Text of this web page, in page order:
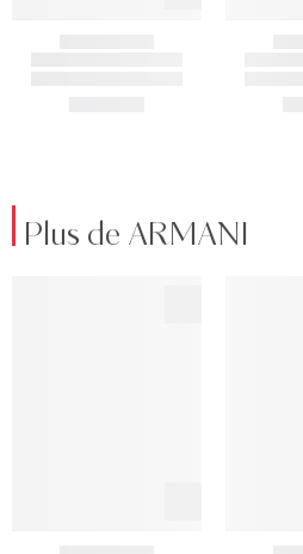
Plus de ARMANI